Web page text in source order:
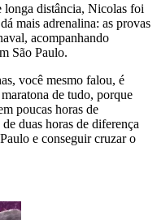
longa distância, Nicolas foi
mais adrenalina: as provas
acompanhando
São Paulo.
você mesmo falou, é
de tudo, porque
poucas horas de
duas horas de diferença
e conseguir cruzar o